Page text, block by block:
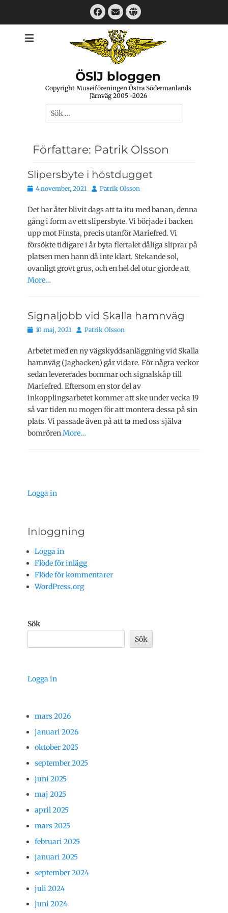
Facebook
E-
mail
Webbplats
ÖSlJ bloggen
Copyright Museiföreningen Östra Södermanlands
Järnväg 2005 -2026
Sök
efter:
Författare: Patrik Olsson
Slipersbyte i höstdugget
Publicerat
4 november, 2021 Författare
Patrik Olsson
Det har åter blivit dags att ta itu med banan, denna
gång i form av ett slipersbyte. Vi började i backen
upp mot Finsta, precis utanför Mariefred. Vi
försökte tidigare i år byta flertalet dåliga sliprar på
platsen men hann då inte klart. Stekande sol,
ovanligt grovt grus, och en hel del otur gjorde att
More…
Signaljobb vid Skalla hamnväg
Publicerat
10 maj, 2021 Författare
Patrik Olsson
Arbetet med en ny vägskyddsanläggning vid Skalla
hamnväg (Jagbacken) går vidare. För några veckor
sedan levererades bommar och signalskåp till
Mariefred. Eftersom en stor del av
inkopplingsarbetet kommer att ske under vecka 19
så var tiden nu mogen för att montera dessa på sin
plats. Vi passade även på att ta med oss själva
bomrörenMore…
Logga in
Inloggning
Logga in
Flöde för inlägg
Flöde för kommentarer
WordPress.org
Sök
Sök
Logga in
mars 2026
januari 2026
oktober 2025
september 2025
juni 2025
maj 2025
april 2025
mars 2025
februari 2025
januari 2025
september 2024
juli 2024
juni 2024